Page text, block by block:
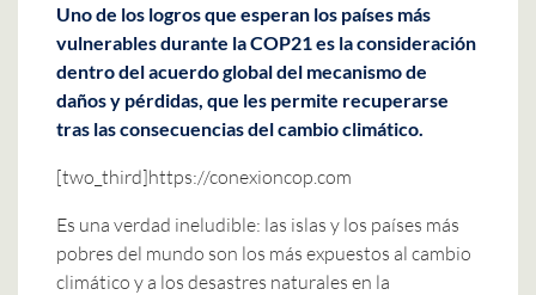
Uno de los logros que esperan los países más
vulnerables durante la COP21 es la consideración
dentro del acuerdo global del mecanismo de
daños y pérdidas, que les permite recuperarse
tras las consecuencias del cambio climático.
[two_third]https://conexioncop.com
Es una verdad ineludible: las islas y los países más
pobres del mundo son los más expuestos al cambio
climático y a los desastres naturales en la